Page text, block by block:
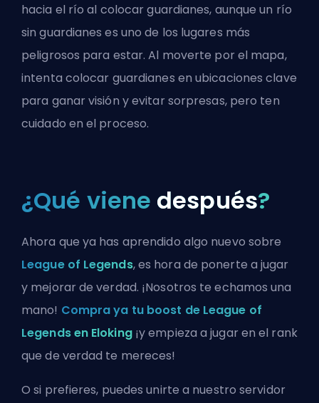
hacia el río al colocar guardianes, aunque un río
sin guardianes es uno de los lugares más
peligrosos para estar. Al moverte por el mapa,
intenta colocar guardianes en ubicaciones clave
para ganar visión y evitar sorpresas, pero ten
cuidado en el proceso.
¿Qué viene después?
Ahora que ya has aprendido algo nuevo sobre
League of Legends, es hora de ponerte a jugar
y mejorar de verdad. ¡Nosotros te echamos una
mano! Compra ya tu boost de League of
Legends en Eloking¡y empieza a jugar en el rank
que de verdad te mereces!
O si prefieres, puedesunirte a nuestro servidor